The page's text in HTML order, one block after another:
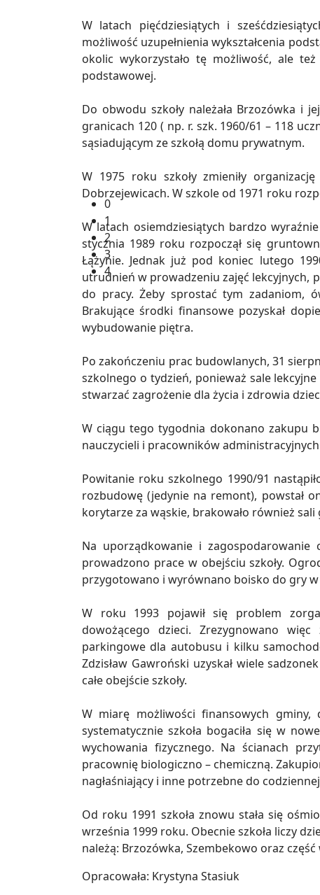
0
1
2
3
4
W latach pięćdziesiątych i
możliwość uzupełnienia wykształcenia
okolic wykorzystało tę możliwość, ale
podstawowej.
Do obwodu szkoły należała Brzozówka i
granicach 120 ( np. r. szk. 1960/61 – 118
sąsiadującym ze szkołą domu prywatnym.
W 1975 roku szkoły zmieniły
Dobrzejewicach. W szkole od 1971 roku
W latach osiemdziesiątych bardzo
stycznia 1989 roku rozpoczął się
Łążynie. Jednak już pod koniec lutego
utrudnień w prowadzeniu zajęć lekcyjnych,
do pracy. Żeby sprostać tym zadaniom,
Brakujące środki finansowe pozyskał
wybudowanie piętra.
Po zakończeniu prac budowlanych, 31
szkolnego o tydzień, ponieważ sale lekcyjne
stwarzać zagrożenie dla życia i zdrowia
W ciągu tego tygodnia dokonano zakupu
nauczycieli i pracowników administracyjnych
Powitanie roku szkolnego 1990/91
rozbudowę (jedynie na remont), powstał
korytarze za wąskie, brakowało również sali
Na uporządkowanie i zagospodarowanie
prowadzono prace w obejściu szkoły.
przygotowano i wyrównano boisko do gry w
W roku 1993 pojawił się problem
dowożącego dzieci. Zrezygnowano
parkingowe dla autobusu i kilku
Zdzisław Gawroński uzyskał wiele
całe obejście szkoły.
W miarę możliwości finansowych
systematycznie szkoła bogaciła się w
wychowania fizycznego. Na ścianach
pracownię biologiczno – chemiczną.
nagłaśniający i inne potrzebne do
Od roku 1991 szkoła znowu stała się
września 1999 roku. Obecnie szkoła liczy
należą: Brzozówka, Szembekowo oraz część
Opracowała: Krystyna Stasiuk